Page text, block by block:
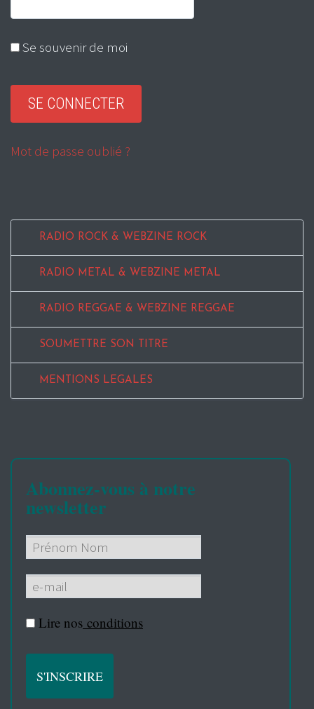
Se souvenir de moi
Mot de passe oublié ?
RADIO ROCK & WEBZINE ROCK
RADIO METAL & WEBZINE METAL
RADIO REGGAE & WEBZINE REGGAE
SOUMETTRE SON TITRE
MENTIONS LEGALES
Abonnez-vous à notre
newsletter
Lire nos conditions